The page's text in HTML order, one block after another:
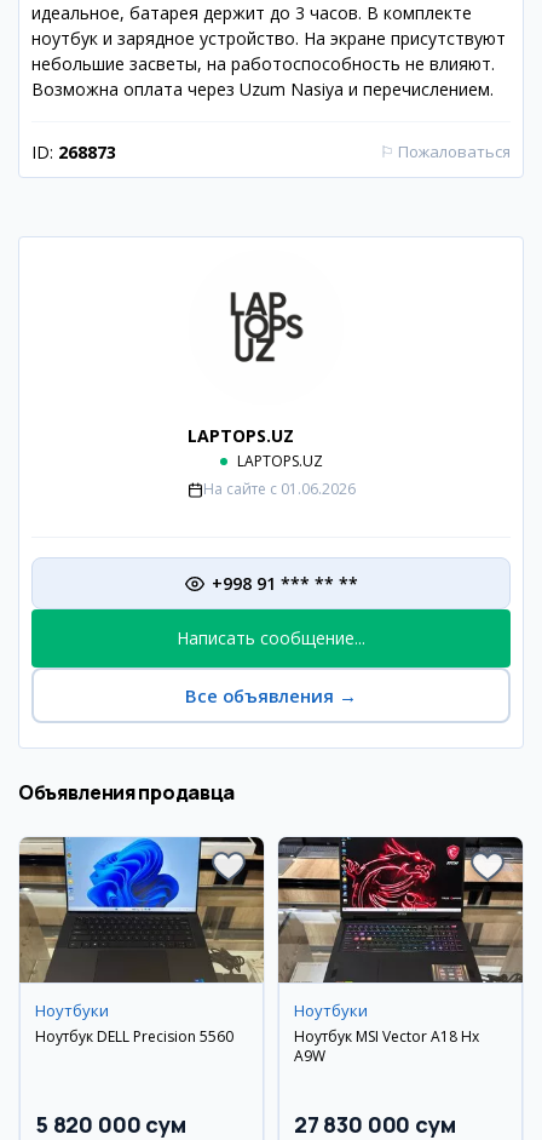
идеальное, батарея держит до 3 часов. В комплекте
ноутбук и зарядное устройство. На экране присутствуют
небольшие засветы, на работоспособность не влияют.
Возможна оплата через Uzum Nasiya и перечислением.
ID: 268873 ⚐ Пожаловаться
LAPTOPS.UZ
LAPTOPS.UZ
На сайте с 01.06.2026
+998 91 *** ** **
Написать сообщение...
Все объявления →
Объявления продавца
Ноутбуки
Ноутбук DELL Precision 5560
5 820 000 сум
Ноутбуки
Ноутбук MSI Vector A18 Hx
A9W
27 830 000 сум